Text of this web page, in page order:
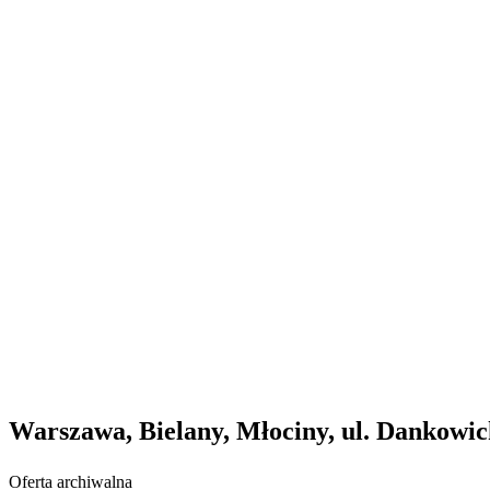
Warszawa, Bielany, Młociny, ul.
Oferta archiwalna